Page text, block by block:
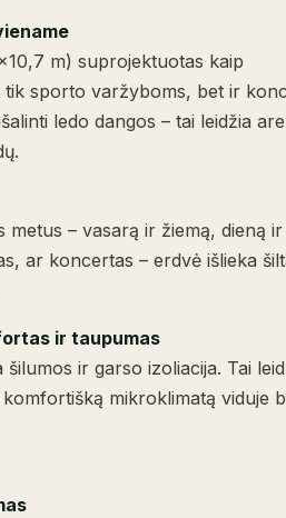
m) suprojektuotas kaip
sporto varžyboms, bet ir
ledo dangos – tai leidžia
metus – vasarą ir žiemą, dieną
ar koncertas – erdvė išlieka
ir taupumas
ir garso izoliacija. Tai
mikroklimatą viduje